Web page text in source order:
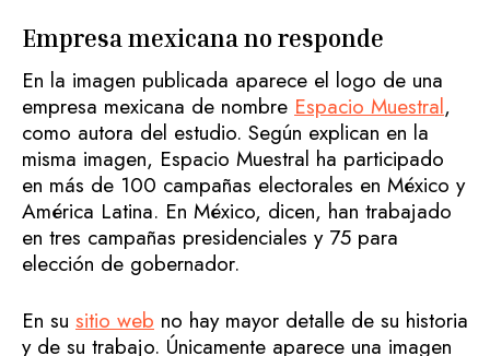
Empresa mexicana no responde
En la imagen publicada aparece el logo de una
empresa mexicana de nombre Espacio Muestral,
como autora del estudio. Según explican en la
misma imagen, Espacio Muestral ha participado
en más de 100 campañas electorales en México y
América Latina. En México, dicen, han trabajado
en tres campañas presidenciales y 75 para
elección de gobernador.
En su sitio web no hay mayor detalle de su historia
y de su trabajo. Únicamente aparece una imagen